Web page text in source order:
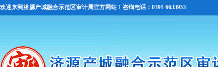
欢迎来到济源产城融合示范区审计局官方网站！咨询电话：0391-6633953